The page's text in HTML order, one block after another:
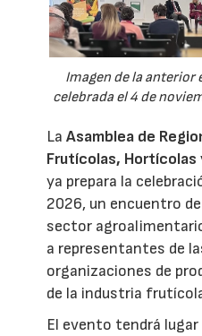
Imagen de la anterior
celebrada el 4 de
LaAsamblea de
Frutícolas, Hortícolas
ya prepara la
2026, un encuentro
sector
a representantes de
organizaciones de
de la industria
El evento tendrá